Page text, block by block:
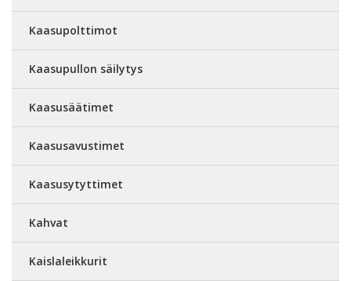
Kaasupolttimot
Kaasupullon säilytys
Kaasusäätimet
Kaasusavustimet
Kaasusytyttimet
Kahvat
Kaislaleikkurit